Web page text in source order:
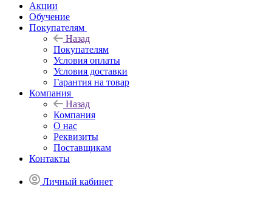
Акции
Обучение
Покупателям
Назад
Покупателям
Условия оплаты
Условия доставки
Гарантия на товар
Компания
Назад
Компания
О нас
Реквизиты
Поставщикам
Контакты
Личный кабинет